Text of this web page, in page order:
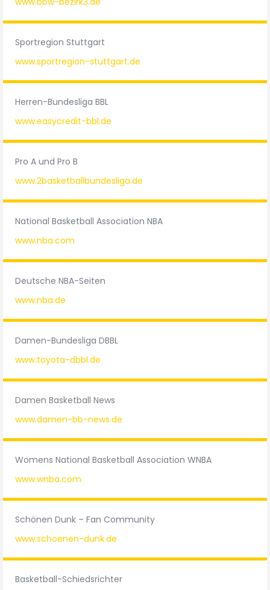
Sportregion Stuttgart
www.sportregion-stuttgart.de
Herren-Bundesliga BBL
www.easycredit-bbl.de
Pro A und Pro B
www.2basketballbundesliga.de
National Basketball Association NBA
www.nba.com
Deutsche NBA-Seiten
www.nba.de
Damen-Bundesliga DBBL
www.toyota-dbbl.de
Damen Basketball News
www.damen-bb-news.de
Womens National Basketball Association WNBA
www.wnba.com
Schönen Dunk – Fan Community
www.schoenen-dunk.de
Basketball-Schiedsrichter